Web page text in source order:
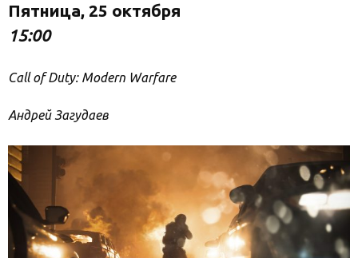
Пятница, 25 октября
15:00
Call of Duty: Modern Warfare
Андрей Загудаев